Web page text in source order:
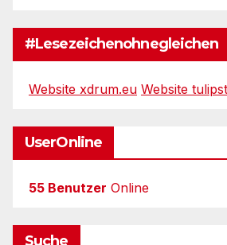
#Lesezeichenohnegleichen
Website xdrum.eu Website
UserOnline
55 Benutzer Online
Suche